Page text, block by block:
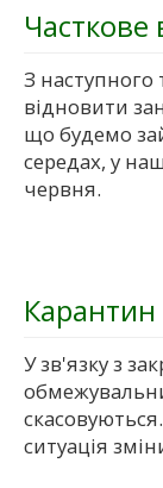
Часткове
З
відновити
що будемо
середах, у
червня.
Карантин
У зв'язку з
ситуація